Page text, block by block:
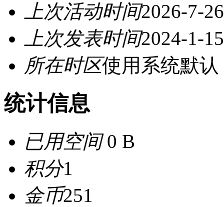
上次活动时间2026-7-
上次发表时间2024-1-
所在时区使用系统默认
统计信息
已用空间0 B
积分1
金币251